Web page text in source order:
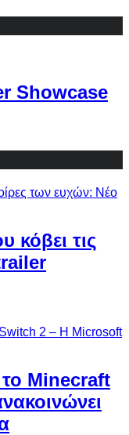
Showcase
κόβει τις
το Minecraft